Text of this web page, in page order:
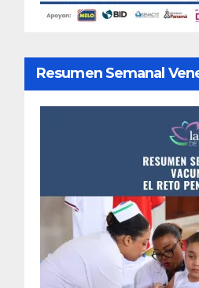
Resumen Semanal